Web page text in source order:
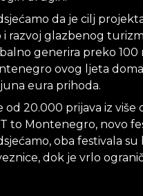
da je cilj
i razvoj glazbenog
generira preko 100
ovog ljeta
eura prihoda.
od 20.000 prijava iz
to Montenegro, novo
oba festivala
dok je vrlo